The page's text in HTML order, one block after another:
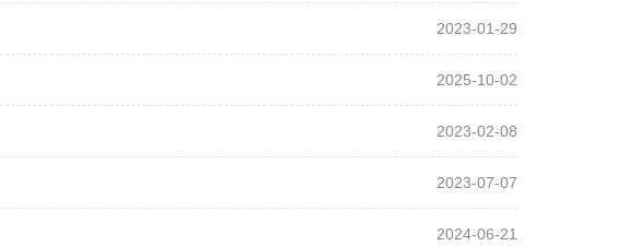
2023-01-29
2025-10-02
2023-02-08
2023-07-07
2024-06-21